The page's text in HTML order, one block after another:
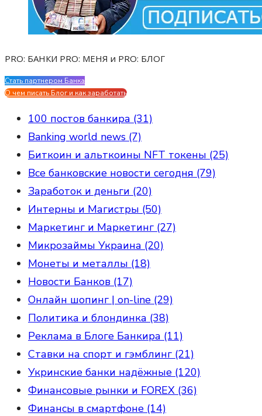
PRO: БАНКИ PRO: МЕНЯ и PRO: БЛОГ
Стать партнером Банка
О чем писать Блог и как заработать
100 постов банкира (31)
Banking world news (7)
Биткоин и альткоины NFT токены (25)
Все банковские новости сегодня (79)
Заработок и деньги (20)
Интерны и Магистры (50)
Маркетинг и Маркетинг (27)
Микрозаймы Украина (20)
Монеты и металлы (18)
Новости Банков (17)
Онлайн шопинг | on-line (29)
Политика и блондинка (38)
Реклама в Блоге Банкира (11)
Ставки на спорт и гэмблинг (21)
Укринские банки надёжные (120)
Финансовые рынки и FOREX (36)
Финансы в смартфоне (14)